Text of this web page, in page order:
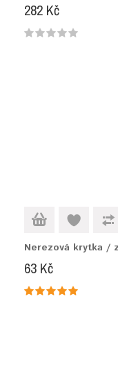
282 Kč
Nerezová krytka /
63 Kč